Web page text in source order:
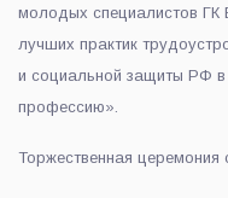
молодых специалистов ГК
лучших практик
и социальной защиты РФ
профессию».
Торжественная церемония